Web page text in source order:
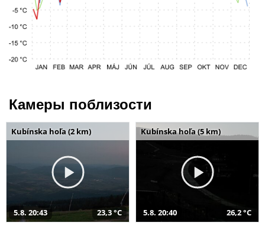
Камеры поблизости
Kubínska hoľa (2 km)
5.8. 20:43 23,3 °C
Kubínska hoľa (5 km)
5.8. 20:40 26,2 °C